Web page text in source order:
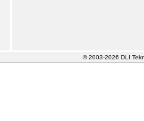
© 2003-2026 DLI